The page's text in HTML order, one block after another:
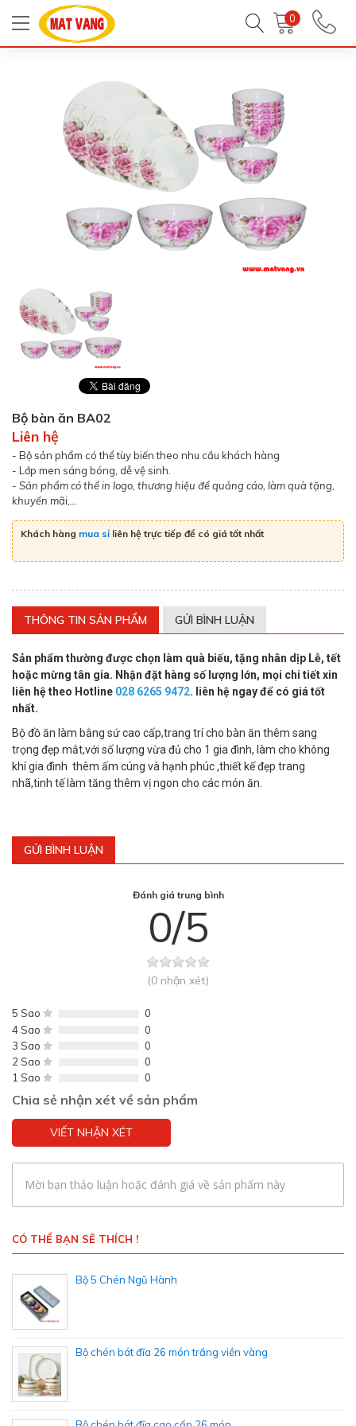
0
Trang chủ Tất Cả Sản Phẩm
Bộ tô chén sứ cao cấp
Bộ bàn ăn BA02
Liên hệ
- Bộ sản phẩm có thể tùy biến theo nhu cầu khách hàng
- Lớp men sáng bóng, dễ vệ sinh.
- Sản phẩm có thể in logo, thương hiệu để quảng cáo, làm quà tặng,
khuyến mãi,...
Khách hàng mua sỉ liên hệ trực tiếp để có giá tốt nhất
THÔNG TIN SẢN PHẨM GỬI BÌNH LUẬN
Sản phẩm thường được chọn làm quà biếu, tặng nhân dịp Lễ, tết
hoặc mừng tân gia. Nhận đặt hàng số lượng lớn, mọi chi tiết xin
liên hệ theo Hotline 028 6265 9472. liên hệ ngay để có giá tốt
nhất.
Bộ đồ ăn làm bằng sứ cao cấp,trang trí cho bàn ăn thêm sang
trọng đẹp mắt,với số lượng vừa đủ cho 1 gia đình, làm cho không
khí gia đình thêm ấm cúng và hạnh phúc ,thiết kế đẹp trang
nhã,tinh tế làm tăng thêm vị ngon cho các món ăn.
GỬI BÌNH LUẬN
Đánh giá trung bình
0/5
(0 nhận xét)
5 Sao
0
4 Sao
0
3 Sao
0
2 Sao
0
1 Sao
0
Chia sẻ nhận xét về sản phẩm
VIẾT NHẬN XÉT
Mời bạn thảo luận hoặc đánh giá về sản phẩm này
CÓ THỂ BẠN SẼ THÍCH !
Bộ 5 Chén Ngũ Hành
Bộ chén bát đĩa 26 món trắng viền vàng